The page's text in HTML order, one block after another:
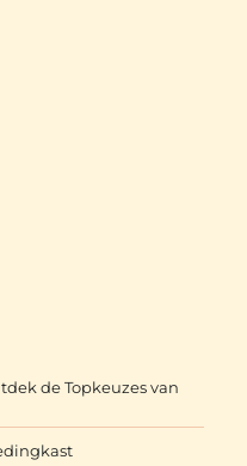
de Topkeuzes van